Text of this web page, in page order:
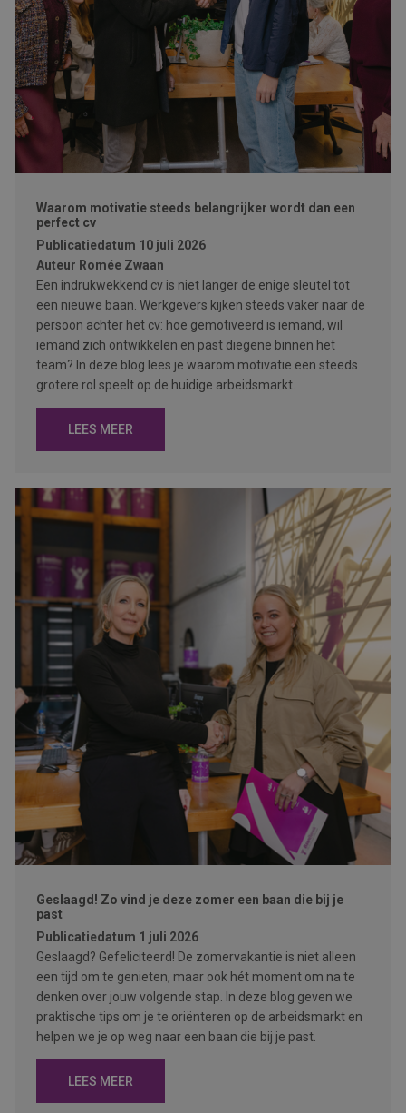
Waarom motivatie steeds belangrijker wordt dan een
perfect cv
Publicatiedatum 10 juli 2026
Auteur Romée Zwaan
Een indrukwekkend cv is niet langer de enige sleutel tot
een nieuwe baan. Werkgevers kijken steeds vaker naar de
persoon achter het cv: hoe gemotiveerd is iemand, wil
iemand zich ontwikkelen en past diegene binnen het
team? In deze blog lees je waarom motivatie een steeds
grotere rol speelt op de huidige arbeidsmarkt.
LEES MEER
Geslaagd! Zo vind je deze zomer een baan die bij je
past
Publicatiedatum 1 juli 2026
Geslaagd? Gefeliciteerd! De zomervakantie is niet alleen
een tijd om te genieten, maar ook hét moment om na te
denken over jouw volgende stap. In deze blog geven we
praktische tips om je te oriënteren op de arbeidsmarkt en
helpen we je op weg naar een baan die bij je past.
LEES MEER